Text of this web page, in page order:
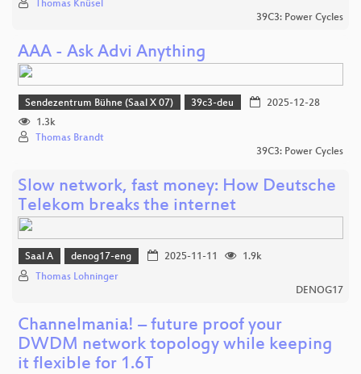
Thomas Knüsel
39C3: Power Cycles
AAA - Ask Advi Anything
Sendezentrum Bühne (Saal X 07) 39c3-deu
2025-12-28
1.3k
Thomas Brandt
39C3: Power Cycles
Slow network, fast money: How Deutsche
Telekom breaks the internet
Saal A denog17-eng 2025-11-11
1.9k
Thomas Lohninger
DENOG17
Channelmania! – future proof your
DWDM network topology while keeping
it flexible for 1.6T